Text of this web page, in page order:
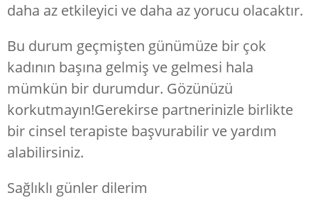
daha az etkileyici ve daha az yorucu olacaktır.
Bu durum geçmişten günümüze bir çok
kadının başına gelmiş ve gelmesi hala
mümkün bir durumdur. Gözünüzü
korkutmayın!Gerekirse partnerinizle birlikte
bir cinsel terapiste başvurabilir ve yardım
alabilirsiniz.
Sağlıklı günler dilerim